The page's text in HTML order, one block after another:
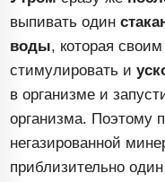
выпивать один
воды, которая
стимулировать и
в организме и
организма. Поэтому
негазированной
приблизительно